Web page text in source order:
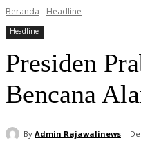
Beranda Headline
Headline
Presiden
Bencana
By Admin Rajawalinews